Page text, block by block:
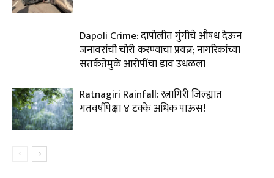
Dapoli Crime: दापोलीत गुंगीचे औषध देऊन
जनावरांची चोरी करण्याचा प्रयत्न; नागरिकांच्या
सतर्कतेमुळे आरोपींचा डाव उधळला
Ratnagiri Rainfall: रत्नागिरी जिल्ह्यात
गतवर्षीपेक्षा ४ टक्के अधिक पाऊस!